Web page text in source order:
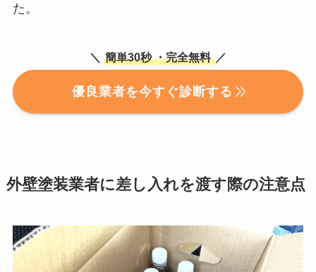
た。
＼ 簡単30秒 ・完全無料 ／
優良業者を今すぐ診断する
外壁塗装業者に差し入れを渡す際の注意点